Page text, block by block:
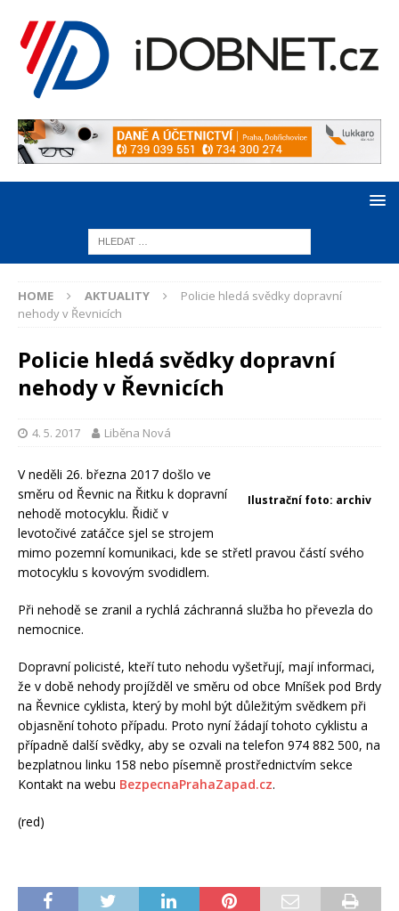
HOME AKTUALITY
Policie hledá svědky dopravní
nehody v Řevnicích
Policie hledá svědky dopravní
nehody v Řevnicích
4. 5. 2017 Liběna Nová
Ilustrační foto: archiv
V neděli 26. března 2017 došlo ve
směru od Řevnic na Řitku k dopravní
nehodě motocyklu. Řidič v
levotočivé zatáčce sjel se strojem
mimo pozemní komunikaci, kde se střetl pravou částí svého
motocyklu s kovovým svodidlem.
Při nehodě se zranil a rychlá záchranná služba ho převezla do
nemocnice.
Dopravní policisté, kteří tuto nehodu vyšetřují, mají informaci,
že v době nehody projížděl ve směru od obce Mníšek pod Brdy
na Řevnice cyklista, který by mohl být důležitým svědkem při
objasnění tohoto případu. Proto nyní žádají tohoto cyklistu a
případně další svědky, aby se ozvali na telefon 974 882 500, na
bezplatnou linku 158 nebo písemně prostřednictvím sekce
Kontakt na webu BezpecnaPrahaZapad.cz.
(red)